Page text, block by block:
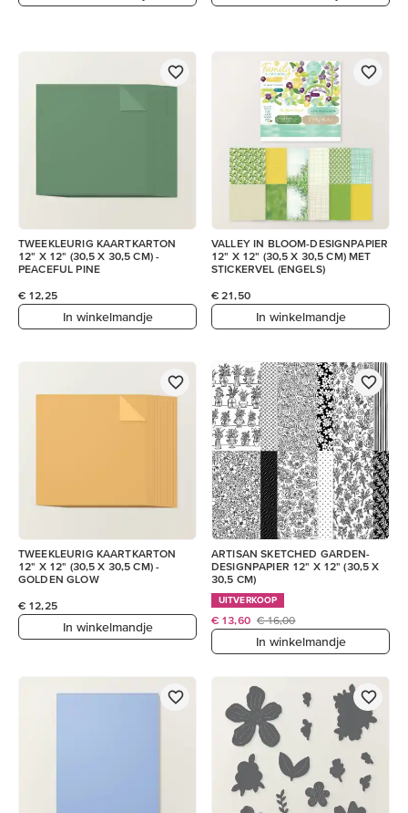
TWEEKLEURIG KAARTKARTON
12" X 12" (30,5 X 30,5 CM) -
PEACEFUL PINE
€ 12,25
In winkelmandje
VALLEY IN BLOOM-DESIGNPAPIER
12" X 12" (30,5 X 30,5 CM) MET
STICKERVEL (ENGELS)
€ 21,50
In winkelmandje
TWEEKLEURIG KAARTKARTON
12" X 12" (30,5 X 30,5 CM) -
GOLDEN GLOW
€ 12,25
In winkelmandje
ARTISAN SKETCHED GARDEN-
DESIGNPAPIER 12" X 12" (30,5 X
30,5 CM)
UITVERKOOP
€ 13,60 € 16,00
In winkelmandje